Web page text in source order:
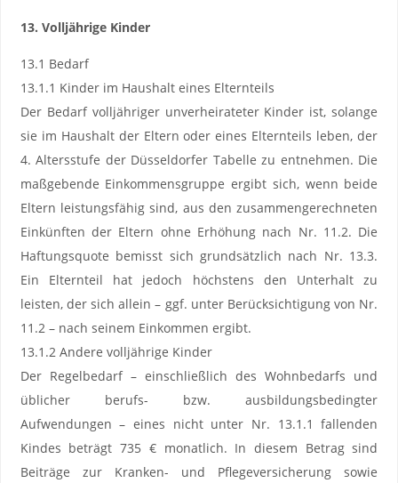
13. Volljährige Kinder
13.1 Bedarf
13.1.1 Kinder im Haushalt eines Elternteils
Der Bedarf volljähriger unverheirateter Kinder ist, solange
sie im Haushalt der Eltern oder eines Elternteils leben, der
4. Altersstufe der Düsseldorfer Tabelle zu entnehmen. Die
maßgebende Einkommensgruppe ergibt sich, wenn beide
Eltern leistungsfähig sind, aus den zusammengerechneten
Einkünften der Eltern ohne Erhöhung nach Nr. 11.2. Die
Haftungsquote bemisst sich grundsätzlich nach Nr. 13.3.
Ein Elternteil hat jedoch höchstens den Unterhalt zu
leisten, der sich allein – ggf. unter Berücksichtigung von Nr.
11.2 – nach seinem Einkommen ergibt.
13.1.2 Andere volljährige Kinder
Der Regelbedarf – einschließlich des Wohnbedarfs und
üblicher berufs- bzw. ausbildungsbedingter
Aufwendungen – eines nicht unter Nr. 13.1.1 fallenden
Kindes beträgt 735 € monatlich. In diesem Betrag sind
Beiträge zur Kranken- und Pflegeversicherung sowie